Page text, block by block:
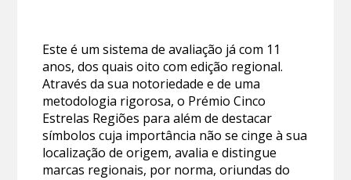
Este é um sistema de avaliação já com 11
anos, dos quais oito com edição regional.
Através da sua notoriedade e de uma
metodologia rigorosa, o Prémio Cinco
Estrelas Regiões para além de destacar
símbolos cuja importância não se cinge à sua
localização de origem, avalia e distingue
marcas regionais, por norma, oriundas do